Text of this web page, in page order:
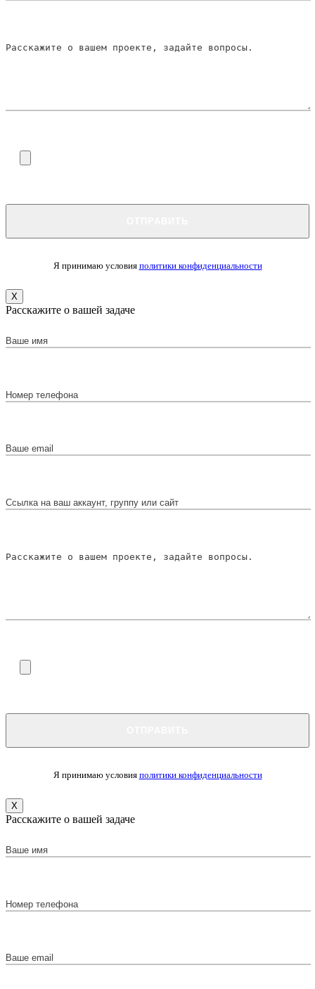
Я принимаю условия политики конфиденциальности
X
Расскажите о вашей задаче
Я принимаю условия политики конфиденциальности
X
Расскажите о вашей задаче